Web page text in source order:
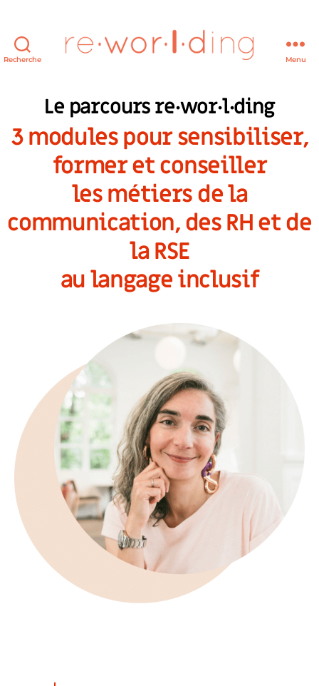
Recherche Menu
Le parcours re·wor·l·ding
3 modules pour sensibiliser,
former et conseiller
les métiers de la
communication, des RH et de
la RSE
au langage inclusif